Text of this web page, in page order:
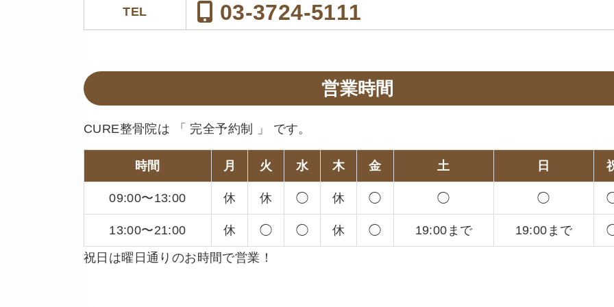
TEL 03-3724-5111
営業時間
CURE整骨院は 「 完全予約制 」 です。
時間 月 火 水 木 金 土 日
09:00〜13:00 休 休 ◯ 休 ◯ ◯ ◯
13:00〜21:00 休 ◯ ◯ 休 ◯ 19:00まで 19:00まで
祝日は曜日通りのお時間で営業！